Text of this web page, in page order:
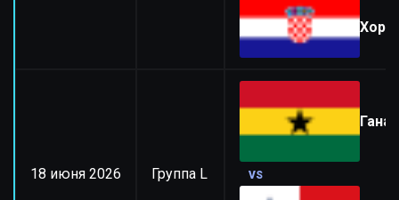
18 июня 2026 Группа L
Гана
VS